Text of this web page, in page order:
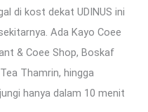
di kost dekat UDINUS ini
Ada Kayo Coee
& Coee Shop, Boskaf
Thamrin, hingga
hanya dalam 10 menit